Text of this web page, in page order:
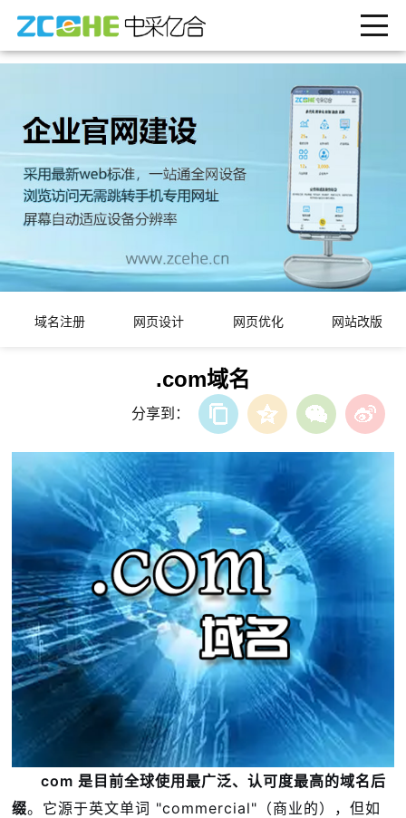
域名注册 网页设计 网页优化 网站改版
.com域名
分享到：
com 是目前全球使用最广泛、认可度最高的域名后
缀。它源于英文单词 "commercial"（商业的），但如